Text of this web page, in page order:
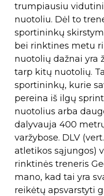
trumpiausiu
nuotoliu. Dėl to
sportininkų
bei rinktines metu
nuotolių dažnai yra
tarp kitų nuotolių.
sportininkų, kurie
pereina iš ilgų
nuotolius arba
dalyvauja 400
varžybose. DLV
atletikos sąjungos)
rinktinės treneris
mano, kad tai yra
reikėtų apsvarstyti